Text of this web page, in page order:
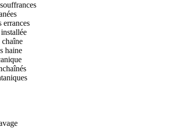
errances
haine